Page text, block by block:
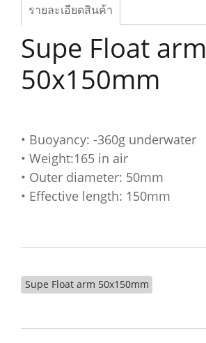
รายละเอียดสินค้า
Supe Float arm
50x150mm
• Buoyancy: -360g underwater
• Weight:165 in air
• Outer diameter: 50mm
• Effective length: 150mm
Supe Float arm 50x150mm